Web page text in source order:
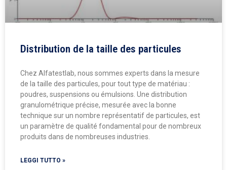
Distribution de la taille des particules
Chez Alfatestlab, nous sommes experts dans la mesure
de la taille des particules, pour tout type de matériau :
poudres, suspensions ou émulsions. Une distribution
granulométrique précise, mesurée avec la bonne
technique sur un nombre représentatif de particules, est
un paramètre de qualité fondamental pour de nombreux
produits dans de nombreuses industries.
LEGGI TUTTO »